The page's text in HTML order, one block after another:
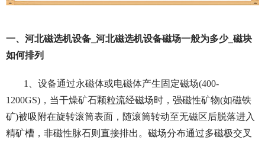
一、河北磁选机设备_河北磁选机设备磁场一般为多少_磁块
如何排列
1、设备通过永磁体或电磁体产生固定磁场(400-
1200GS)，当干燥矿石颗粒流经磁场时，强磁性矿物(如磁铁
矿)被吸附在旋转滚筒表面，随滚筒转动至无磁区后脱落进入
精矿槽，非磁性脉石则直接排出。磁场分布通过多磁极交叉